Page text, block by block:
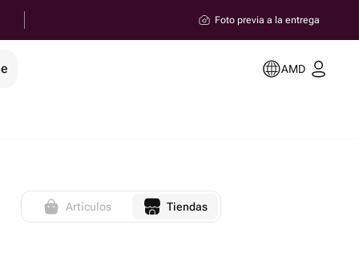
Foto previa a la entrega
AMD
Artículos Tiendas